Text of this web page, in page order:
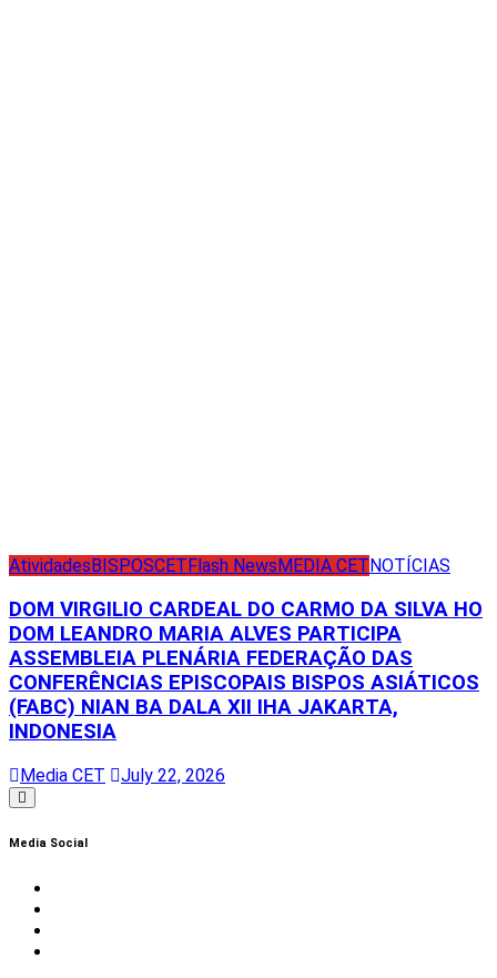
AtividadesBISPOSCETFlash NewsMEDIA CETNOTÍCIAS
DOM VIRGILIO CARDEAL DO CARMO DA SILVA HO
DOM LEANDRO MARIA ALVES PARTICIPA
ASSEMBLEIA PLENÁRIA FEDERAÇÃO DAS
CONFERÊNCIAS EPISCOPAIS BISPOS ASIÁTICOS
(FABC) NIAN BA DALA XII IHA JAKARTA,
INDONESIA
Media CET July 22, 2026
Media Social